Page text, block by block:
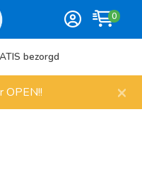
0
bezorgd
OPEN!! ×